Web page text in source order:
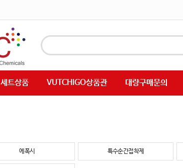
세트상품 VUTCHIGO상품관 대량구매문의
에폭시 특수순간접착제